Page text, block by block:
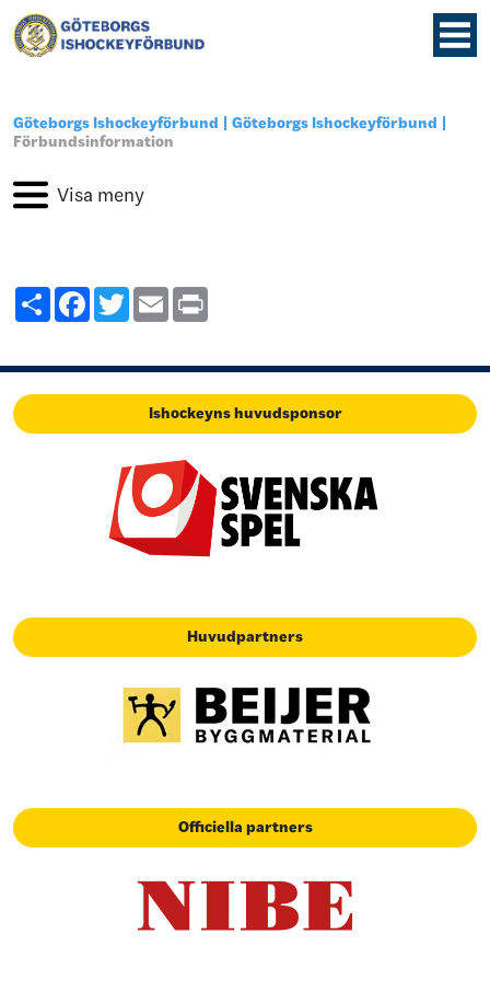
Göteborgs Ishockeyförbund
Göteborgs Ishockeyförbund
Förbundsinformation
ShareFacebook
TwitterEmail
Ishockeyns huvudsponsor
Huvudpartners
Officiella partners